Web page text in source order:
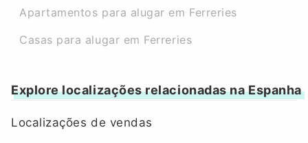
Apartamentos para alugar em Ferreries
Casas para alugar em Ferreries
Explore localizações relacionadas na Espanha
Localizações de vendas